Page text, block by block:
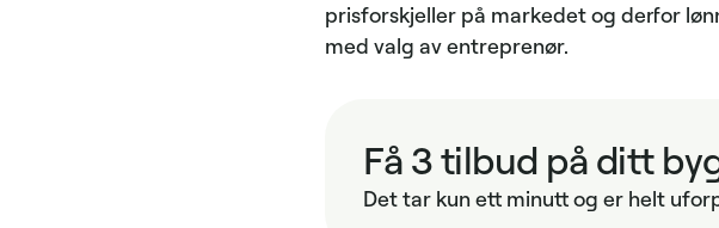
prisforskjeller på markedet og derfor
med valg av entreprenør.
Få 3 tilbud på ditt
Det tar kun ett minutt og er helt